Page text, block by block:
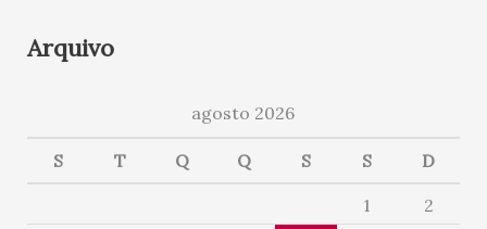
Arquivo
agosto 2026
S T Q Q S S D
1
2